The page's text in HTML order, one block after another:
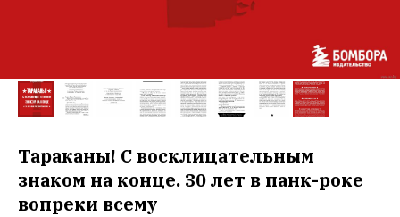
Тараканы! С восклицательным
знаком на конце. 30 лет в панк-роке
вопреки всему